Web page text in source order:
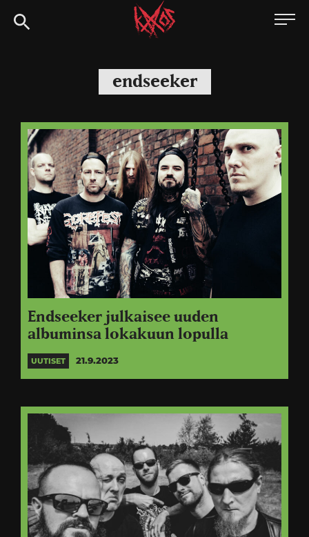
Siirry
suoraan
Kaaoszine
endseeker
Endseeker julkaisee uuden
albuminsa lokakuun lopulla
UUTISET 21.9.2023